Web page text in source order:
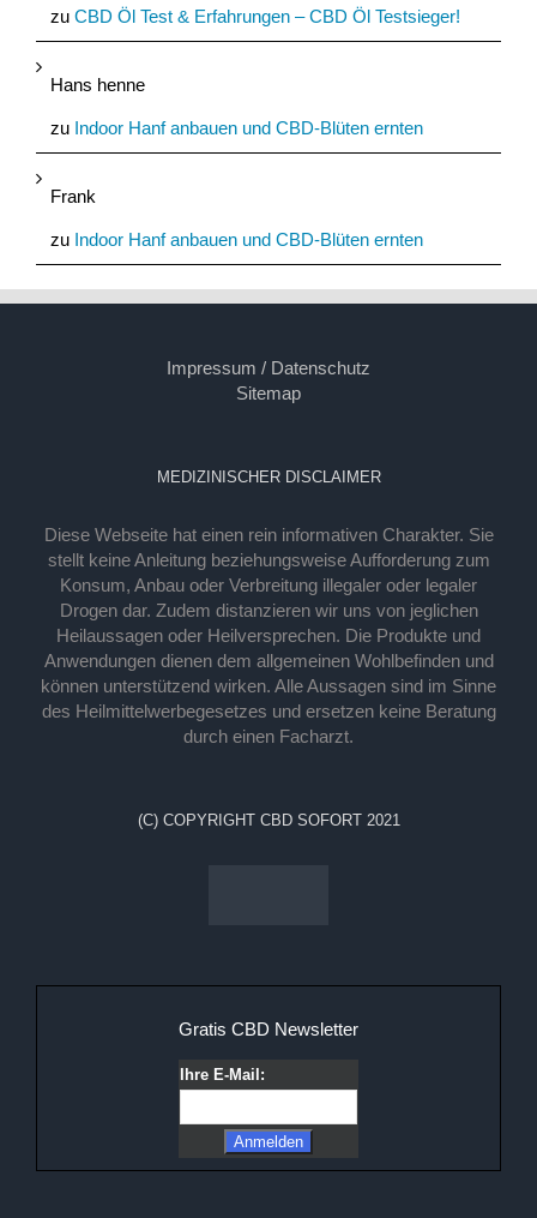
zu CBD Öl Test & Erfahrungen – CBD Öl Testsieger!
Hans henne
zu Indoor Hanf anbauen und CBD-Blüten ernten
Frank
zu Indoor Hanf anbauen und CBD-Blüten ernten
Impressum / Datenschutz
Sitemap
MEDIZINISCHER DISCLAIMER
Diese Webseite hat einen rein informativen Charakter. Sie
stellt keine Anleitung beziehungsweise Aufforderung zum
Konsum, Anbau oder Verbreitung illegaler oder legaler
Drogen dar. Zudem distanzieren wir uns von jeglichen
Heilaussagen oder Heilversprechen. Die Produkte und
Anwendungen dienen dem allgemeinen Wohlbefinden und
können unterstützend wirken. Alle Aussagen sind im Sinne
des Heilmittelwerbegesetzes und ersetzen keine Beratung
durch einen Facharzt.
(C) COPYRIGHT CBD SOFORT 2021
Gratis CBD Newsletter
Ihre E-Mail: